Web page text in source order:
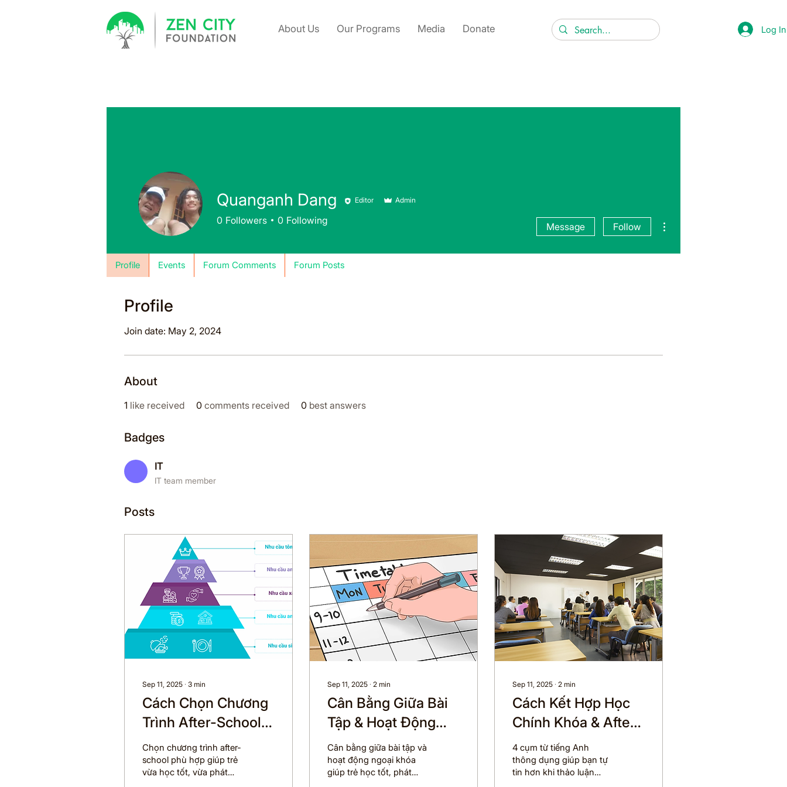
About Us Our Programs Media Donate Log In
Profile
Join date: May 2, 2024
About
1 like received 0 comments received 0 best answers
Badges
IT
IT team member
Posts
Sep 11, 2025 ∙ 3 min
Cách Chọn Chương
Trình After-School
Phù Hợp Với Con
Chọn chương trình after-
school phù hợp giúp trẻ
vừa học tốt, vừa phát
Sep 11, 2025 ∙ 2 min
Cân Bằng Giữa Bài
Tập & Hoạt Động
Ngoại Khóa – Mẹo
Cho Phụ Huynh
Cân bằng giữa bài tập và
hoạt động ngoại khóa
giúp trẻ học tốt, phát
Sep 11, 2025 ∙ 2 min
Cách Kết Hợp Học
Chính Khóa & After-
School Hiệu Quả
4 cụm từ tiếng Anh
thông dụng giúp bạn tự
tin hơn khi thảo luận
Quanganh Dang Editor Admin
0 Followers 0 Following
Message Follow
Profile Events Forum Comments Forum Posts